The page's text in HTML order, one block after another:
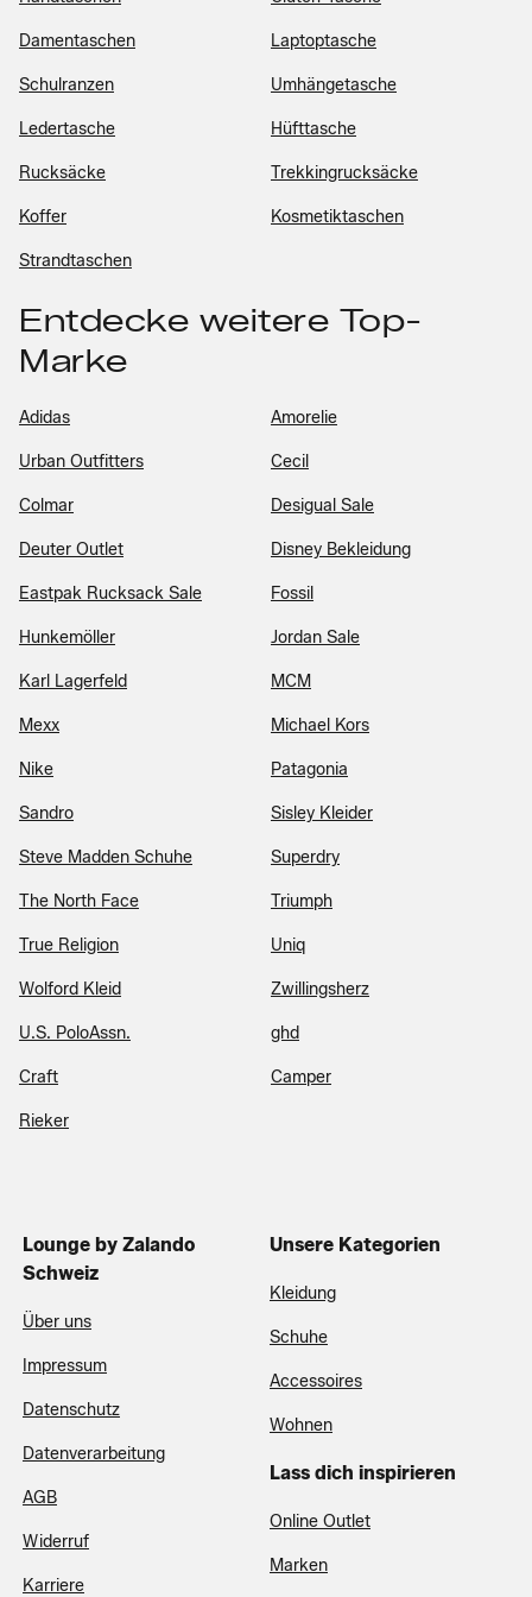
Damentaschen Laptoptasche
Schulranzen Umhängetasche
Ledertasche Hüfttasche
Rucksäcke Trekkingrucksäcke
Koffer Kosmetiktaschen
Strandtaschen
Entdecke weitere Top-
Marke
Adidas Amorelie
Urban Outfitters Cecil
Colmar Desigual Sale
Deuter Outlet Disney Bekleidung
Eastpak Rucksack Sale Fossil
Hunkemöller Jordan Sale
Karl Lagerfeld MCM
Mexx Michael Kors
Nike Patagonia
Sandro Sisley Kleider
Steve Madden Schuhe Superdry
The North Face Triumph
True Religion Uniq
Wolford Kleid Zwillingsherz
U.S. PoloAssn. ghd
Craft Camper
Rieker
Lounge by Zalando
Schweiz
Über uns
Impressum
Datenschutz
Datenverarbeitung
AGB
Widerruf
Karriere
Unsere Kategorien
Kleidung
Schuhe
Accessoires
Wohnen
Lass dich inspirieren
Online Outlet
Marken